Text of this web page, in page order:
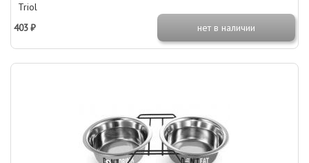
Triol
403 ₽
нет в наличии